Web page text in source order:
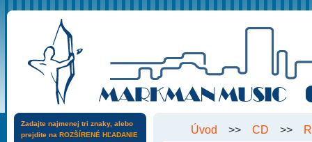
Úvod >> CD >>
Zadajte najmenej tri znaky, alebo
prejdite na ROZŠÍRENÉ HĽADANIE